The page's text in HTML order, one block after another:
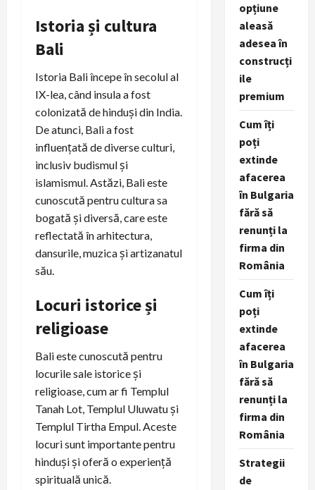
Istoria și cultura
Bali
Istoria Bali începe în secolul al
IX-lea, când insula a fost
colonizată de hinduși din India.
De atunci, Bali a fost
influențată de diverse culturi,
inclusiv budismul și
islamismul. Astăzi, Bali este
cunoscută pentru cultura sa
bogată și diversă, care este
reflectată în arhitectura,
dansurile, muzica și artizanatul
său.
Locuri istorice și
religioase
Bali este cunoscută pentru
locurile sale istorice și
religioase, cum ar fi Templul
Tanah Lot, Templul Uluwatu și
Templul Tirtha Empul. Aceste
locuri sunt importante pentru
hinduși și oferă o experiență
spirituală unică.
opțiune
aleasă
adesea în
construcți
ile
premium
Cum îți
poți
extinde
afacerea
în Bulgaria
fără să
renunți la
firma din
România
Cum îți
poți
extinde
afacerea
în Bulgaria
fără să
renunți la
firma din
România
Strategii
de